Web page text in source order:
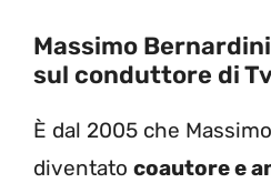
Massimo
sul conduttore di
È dal 2005 che
diventato coautore e